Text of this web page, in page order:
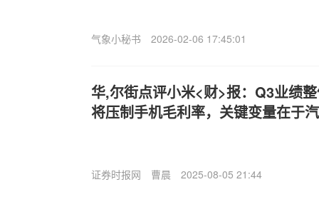
气象小秘书 2026-02-06 17:45:01
华,尔街点评小米<财>报：Q3业绩
将压制手机毛利率，关键变量在于
证券时报网 曹晨 2025-08-05 21:44